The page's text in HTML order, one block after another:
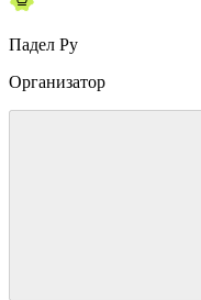
Падел Ру
Организатор